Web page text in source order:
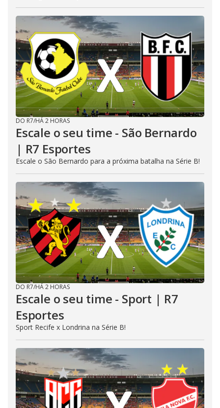
DO R7/HÁ 2 HORAS
Escale o seu time - São Bernardo
| R7 Esportes
Escale o São Bernardo para a próxima batalha na Série B!
DO R7/HÁ 2 HORAS
Escale o seu time - Sport | R7
Esportes
Sport Recife x Londrina na Série B!